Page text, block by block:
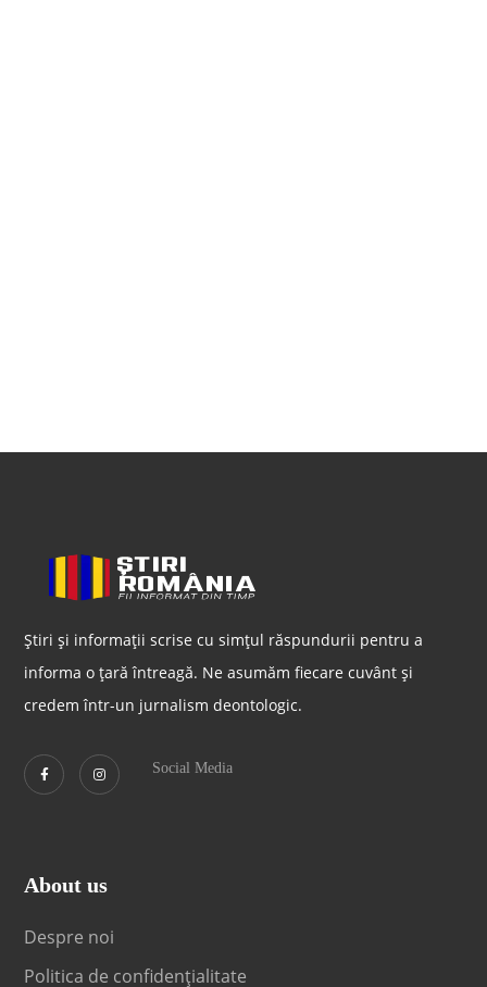
Știri și informații scrise cu simțul răspundurii pentru a
informa o țară întreagă. Ne asumăm fiecare cuvânt și
credem într-un jurnalism deontologic.
Social Media
About us
Despre noi
Politica de confidențialitate